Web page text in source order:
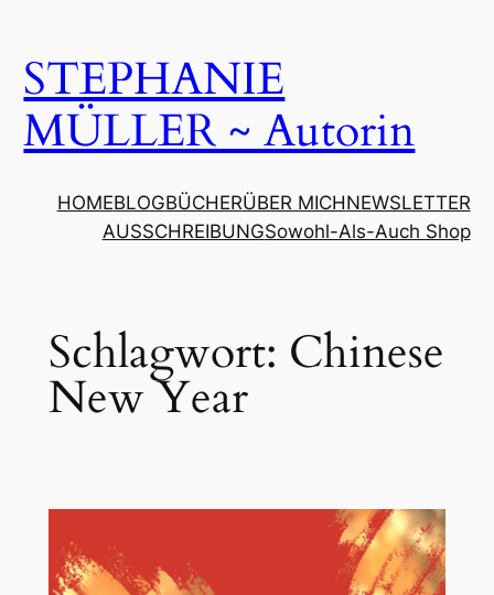
springen
STEPHANIE
MÜLLER ~ Autorin
HOMEBLOGBÜCHERÜBER MICHNEWSLETTER
AUSSCHREIBUNGSowohl-Als-Auch Shop
Schlagwort: Chinese
New Year